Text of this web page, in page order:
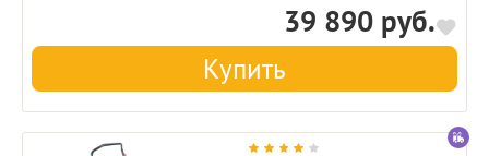
39 890 руб.
Купить